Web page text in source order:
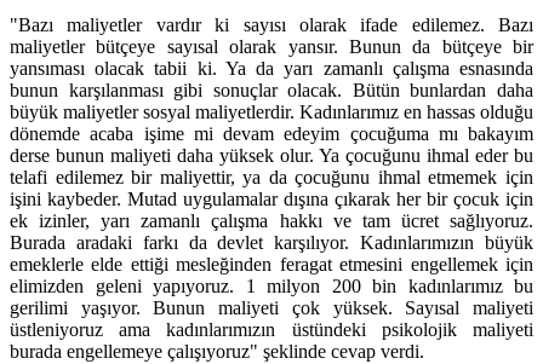
"Bazı maliyetler vardır ki sayısı olarak ifade edilemez. Bazı
maliyetler bütçeye sayısal olarak yansır. Bunun da bütçeye bir
yansıması olacak tabii ki. Ya da yarı zamanlı çalışma esnasında
bunun karşılanması gibi sonuçlar olacak. Bütün bunlardan daha
büyük maliyetler sosyal maliyetlerdir. Kadınlarımız en hassas olduğu
dönemde acaba işime mi devam edeyim çocuğuma mı bakayım
derse bunun maliyeti daha yüksek olur. Ya çocuğunu ihmal eder bu
telafi edilemez bir maliyettir, ya da çocuğunu ihmal etmemek için
işini kaybeder. Mutad uygulamalar dışına çıkarak her bir çocuk için
ek izinler, yarı zamanlı çalışma hakkı ve tam ücret sağlıyoruz.
Burada aradaki farkı da devlet karşılıyor. Kadınlarımızın büyük
emeklerle elde ettiği mesleğinden feragat etmesini engellemek için
elimizden geleni yapıyoruz. 1 milyon 200 bin kadınlarımız bu
gerilimi yaşıyor. Bunun maliyeti çok yüksek. Sayısal maliyeti
üstleniyoruz ama kadınlarımızın üstündeki psikolojik maliyeti
burada engellemeye çalışıyoruz" şeklinde cevap verdi.